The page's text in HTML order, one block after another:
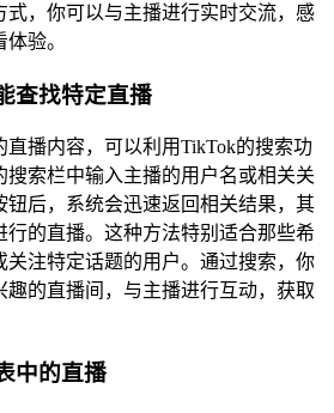
式，你可以与主播进行实时交流，感
验。
查找特定直播
直播内容，可以利用TikTok的搜索功
搜索栏中输入主播的用户名或相关关
钮后，系统会迅速返回相关结果，其
行的直播。这种方法特别适合那些希
关注特定话题的用户。通过搜索，你
趣的直播间，与主播进行互动，获取
中的直播